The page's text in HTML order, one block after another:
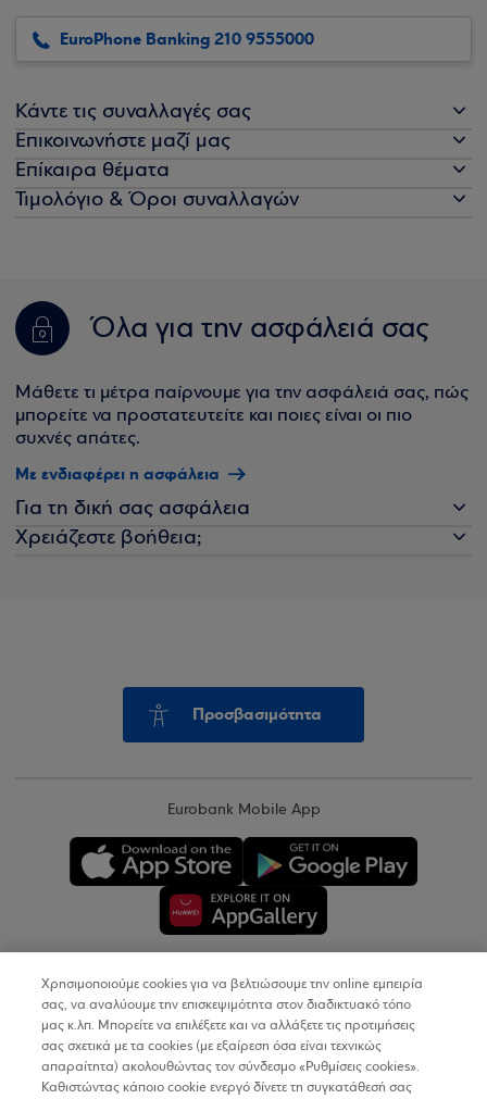
EuroPhone Banking 210 9555000
Κάντε τις συναλλαγές σας
Επικοινωνήστε μαζί μας
Επίκαιρα θέματα
Τιμολόγιο & Όροι συναλλαγών
Όλα για την ασφάλειά σας
Μάθετε τι μέτρα παίρνουμε για την ασφάλειά σας, πώς
μπορείτε να προστατευτείτε και ποιες είναι οι πιο
συχνές απάτες.
Με ενδιαφέρει η ασφάλεια
Για τη δική σας ασφάλεια
Χρειάζεστε βοήθεια;
Προσβασιμότητα
Eurobank Mobile App
Copyright © 2026
Όροι Χρήσης
Χρησιμοποιούμε cookies για να βελτιώσουμε την online εμπειρία
σας, να αναλύουμε την επισκεψιμότητα στον διαδικτυακό τόπο
μας κ.λπ. Μπορείτε να επιλέξετε και να αλλάξετε τις προτιμήσεις
σας σχετικά με τα cookies (με εξαίρεση όσα είναι τεχνικώς
απαραίτητα) ακολουθώντας τον σύνδεσμο «Ρυθμίσεις cookies».
Καθιστώντας κάποιο cookie ενεργό δίνετε τη συγκατάθεσή σας